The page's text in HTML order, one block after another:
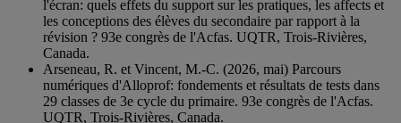
l'écran: quels effets du support sur les pratiques, les affects et
les conceptions des élèves du secondaire par rapport à la
révision ? 93e congrès de l'Acfas. UQTR, Trois-Rivières,
Canada.
Arseneau, R. et Vincent, M.-C. (2026, mai) Parcours
numériques d'Alloprof: fondements et résultats de tests dans
29 classes de 3e cycle du primaire. 93e congrès de l'Acfas.
UQTR, Trois-Rivières, Canada.